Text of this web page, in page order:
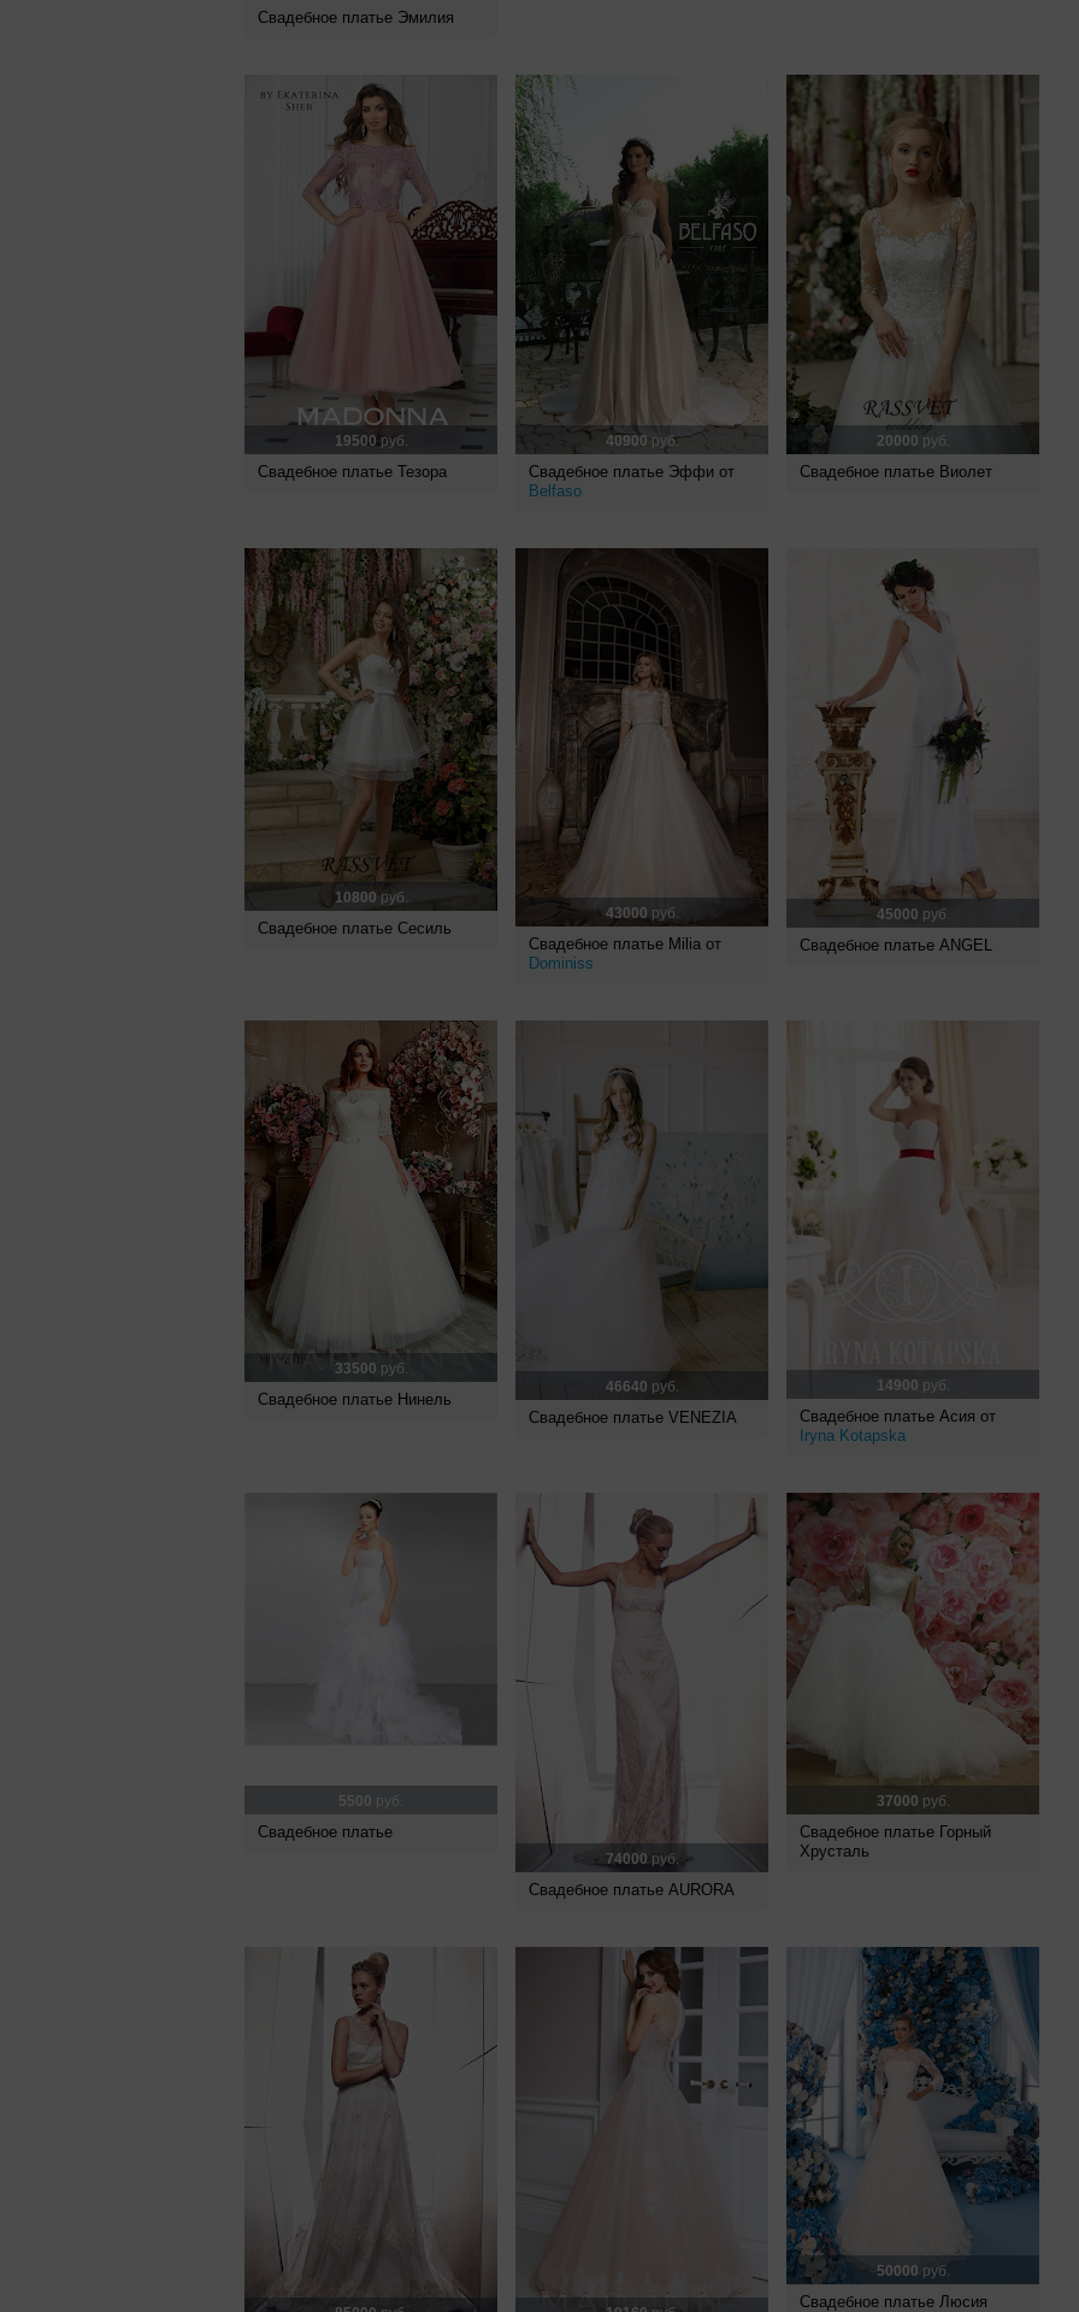
Свадебное платье Эмилия
19500 руб.
Свадебное платье Тезора
40900руб.
Свадебное платье Эффи от
Belfaso
20000 руб.
Свадебное платье Виолет
10800 руб.
Свадебное платье Сесиль
43000 руб.
Свадебное платье Milia от
Dominiss
45000 руб.
Свадебное платье ANGEL
33500 руб.
Свадебное платье Нинель
46640 руб.
Свадебное платье VENEZIA
14900 руб.
Свадебное платье Асия от
Iryna Kotapska
5500 руб.
Свадебное платье
74000 руб.
Свадебное платье AURORA
37000 руб.
Свадебное платье Горный
Хрусталь
50000 руб.
Свадебное платье Люсия